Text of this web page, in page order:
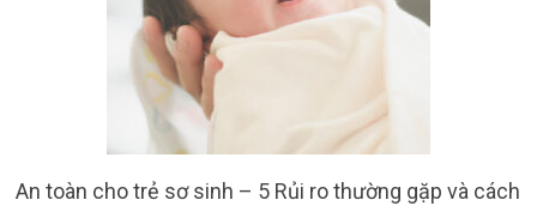
An toàn cho trẻ sơ sinh – 5 Rủi ro thường gặp và cách